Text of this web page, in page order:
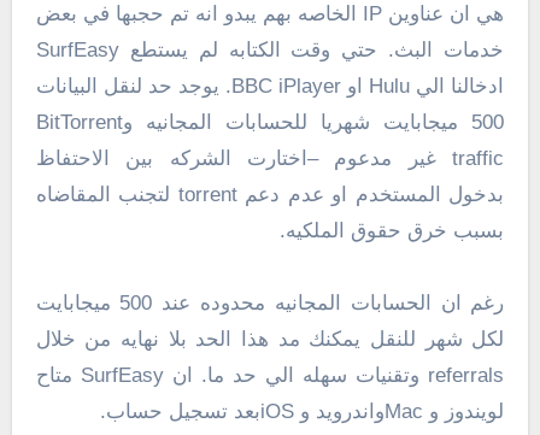
هي ان عناوين IP الخاصه بهم يبدو انه تم حجبها في بعض
خدمات البث. حتي وقت الكتابه لم يستطع SurfEasy
ادخالنا الي Hulu او BBC iPlayer. يوجد حد لنقل البيانات
500 ميجابايت شهريا للحسابات المجانيه وBitTorrent
traffic غير مدعوم –اختارت الشركه بين الاحتفاظ
بدخول المستخدم او عدم دعم torrent لتجنب المقاضاه
بسبب خرق حقوق الملكيه.
رغم ان الحسابات المجانيه محدوده عند 500 ميجابايت
لكل شهر للنقل يمكنك مد هذا الحد بلا نهايه من خلال
referrals وتقنيات سهله الي حد ما. ان SurfEasy متاح
لويندوز و Macواندرويد و iOSبعد تسجيل حساب.